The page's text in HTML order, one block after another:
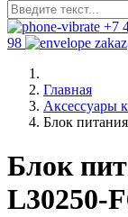
+7
98
Главная
Аксессуары
Блок
Блок
L30250-